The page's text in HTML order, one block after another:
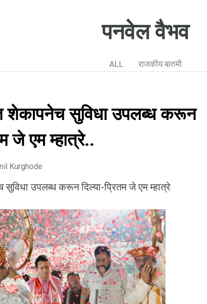
पनवेल वैभव
ALL राजकीय बातमी
शेकापनेच सुविधा उपलब्ध करून
जे एम म्हात्रे..
Kurghode
सुविधा उपलब्ध करून दिल्या-प्रितम जे एम म्हात्रे